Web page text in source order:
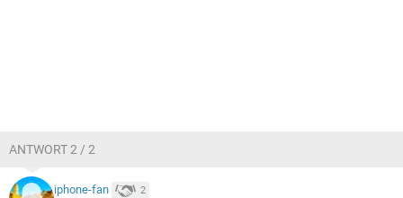
ANTWORT 2 / 2
iphone-fan 2